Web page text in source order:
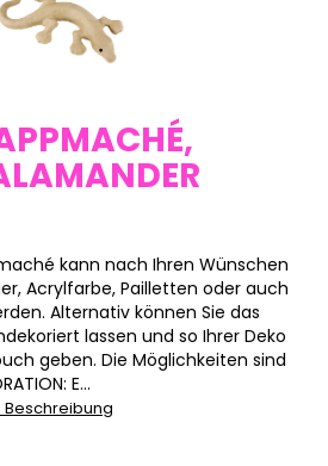
kann nach Ihren Wünschen
Acrylfarbe, Pailletten oder auch
Alternativ können Sie das
lassen und so Ihrer Deko
geben. Die Möglichkeiten sind
E...